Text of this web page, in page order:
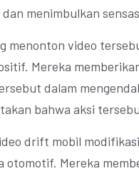
menimbulkan
menonton video
Mereka
dalam
bahwa aksi
drift mobil
otomotif. Mereka